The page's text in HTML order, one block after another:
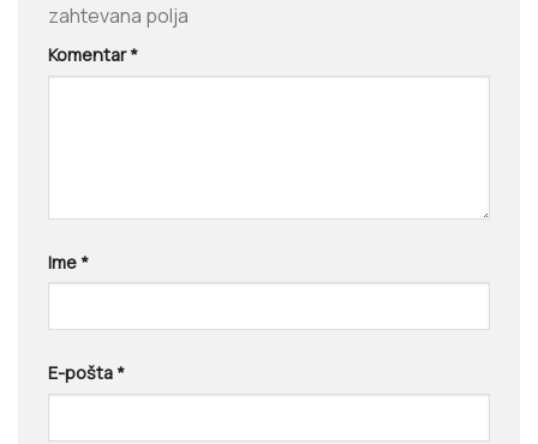
zahtevana polja
Komentar*
Ime *
E-pošta *